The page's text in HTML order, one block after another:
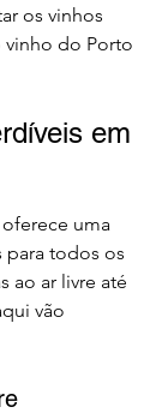
os vinhos
vinho do Porto
em
uma
para todos os
ao ar livre até
vão